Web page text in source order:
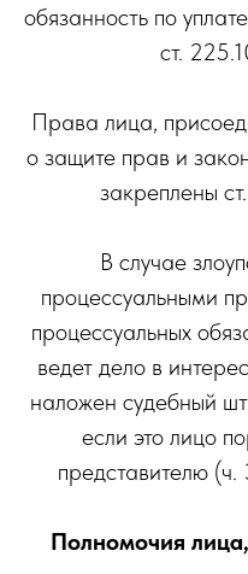
обязанность по
ст.
Права лица,
о защите прав и
закреплены
В случае
процессуальными
процессуальных
ведет дело в
наложен судебный
если это лицо
представителю
Полномочия